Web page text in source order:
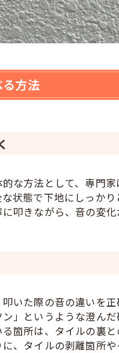
方法
な方法として、専門
状態で下地にしっか
叩きながら、音の変化
いた際の音の違いを正
」というような澄んだ
箇所は、タイルの裏
、タイルの剥離箇所や